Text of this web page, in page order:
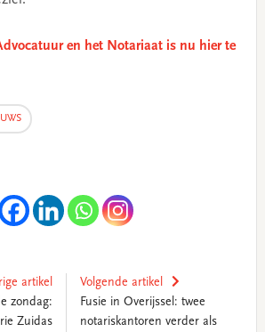
en het Notariaat is nu hier te
artikel
zondag:
Zuidas
Volgende artikel
Fusie in Overijssel: twee
notariskantoren verder als